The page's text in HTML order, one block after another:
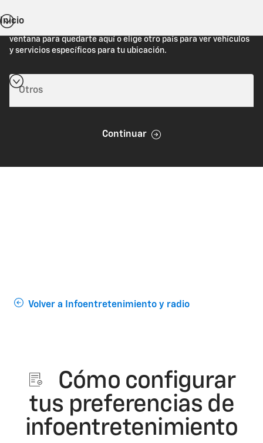
Estás viendo Chevrolet.com (Estados Unidos). Cierra esta
ventana para quedarte aquí o elige otro país para ver vehículos
y servicios específicos para tu ubicación.
Continuar
Inicio
Volver a Infoentretenimiento y radio
Cómo configurar
tus preferencias de
infoentretenimiento